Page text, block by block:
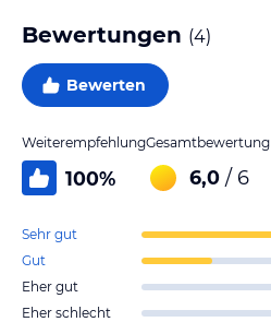
Bewertungen (4)
Bewerten
Weiterempfehlung
100%
Gesamtbewertung
6,0 / 6
Sehr gut
Gut
Eher gut
Eher schlecht